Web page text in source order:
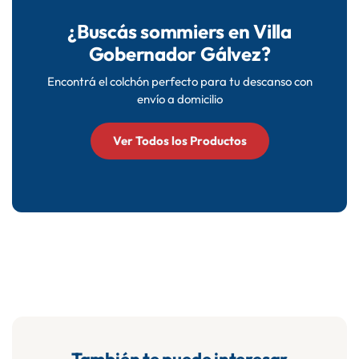
¿Buscás sommiers en Villa
Gobernador Gálvez?
Encontrá el colchón perfecto para tu descanso con
envío a domicilio
Ver Todos los Productos